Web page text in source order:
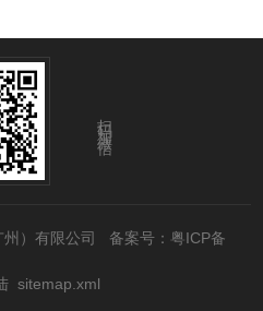
扫码加微信
州）有限公司 备案号：粤ICP备
sitemap.xml